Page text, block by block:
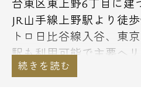
台東区東上野6丁目に建
JR山手線上野駅より徒
トロ日比谷線入谷、東
駅も利用可能で主要へ
適。1R・1LDKの間取り